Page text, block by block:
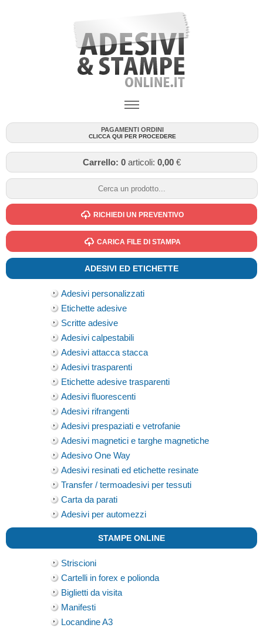
PAGAMENTI ORDINI
CLICCA QUI PER PROCEDERE
Carrello: 0articoli: 0,00€
RICHIEDI UN PREVENTIVO
CARICA FILE DI STAMPA
ADESIVI ED ETICHETTE
Adesivi personalizzati
Etichette adesive
Scritte adesive
Adesivi calpestabili
Adesivi attacca stacca
Adesivi trasparenti
Etichette adesive trasparenti
Adesivi fluorescenti
Adesivi rifrangenti
Adesivi prespaziati e vetrofanie
Adesivi magnetici e targhe magnetiche
Adesivo One Way
Adesivi resinati ed etichette resinate
Transfer / termoadesivi per tessuti
Carta da parati
Adesivi per automezzi
STAMPE ONLINE
Striscioni
Cartelli in forex e polionda
Biglietti da visita
Manifesti
Locandine A3